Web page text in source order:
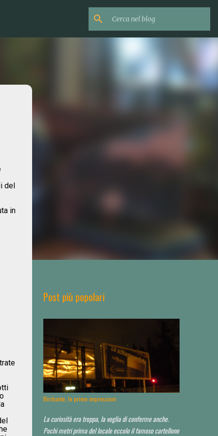
del
in
Post più popolari
Birrbante, le prime impressioni
La curiosità era troppa, la voglia di conferme anche.
Pochi metri prima del locale eccolo il famoso cartellone